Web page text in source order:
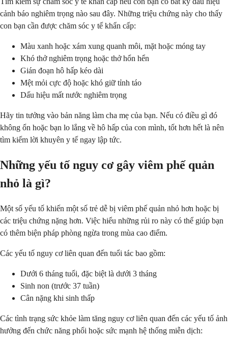
cảnh báo nghiêm trọng nào sau đây. Những triệu chứng này cho thấy
con bạn cần được chăm sóc y tế khẩn cấp:
Màu xanh hoặc xám xung quanh môi, mặt hoặc móng tay
Khó thở nghiêm trọng hoặc thở hổn hển
Gián đoạn hô hấp kéo dài
Mệt mỏi cực độ hoặc khó giữ tỉnh táo
Dấu hiệu mất nước nghiêm trọng
Hãy tin tưởng vào bản năng làm cha mẹ của bạn. Nếu có điều gì đó
không ổn hoặc bạn lo lắng về hô hấp của con mình, tốt hơn hết là nên
tìm kiếm lời khuyên y tế ngay lập tức.
Những yếu tố nguy cơ gây viêm phế quản
nhỏ là gì?
Một số yếu tố khiến một số trẻ dễ bị viêm phế quản nhỏ hơn hoặc bị
các triệu chứng nặng hơn. Việc hiểu những rủi ro này có thể giúp bạn
có thêm biện pháp phòng ngừa trong mùa cao điểm.
Các yếu tố nguy cơ liên quan đến tuổi tác bao gồm:
Dưới 6 tháng tuổi, đặc biệt là dưới 3 tháng
Sinh non (trước 37 tuần)
Cân nặng khi sinh thấp
Các tình trạng sức khỏe làm tăng nguy cơ liên quan đến các yếu tố ảnh
hưởng đến chức năng phổi hoặc sức mạnh hệ thống miễn dịch: